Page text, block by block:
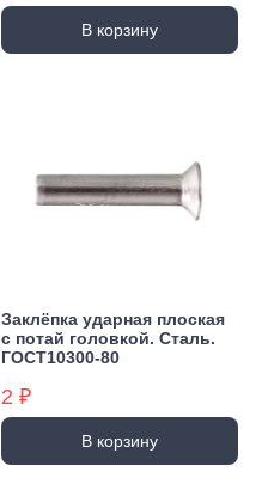
В корзину
Заклёпка ударная плоская
с потай головкой. Сталь.
ГОСТ10300-80
2 ₽
В корзину